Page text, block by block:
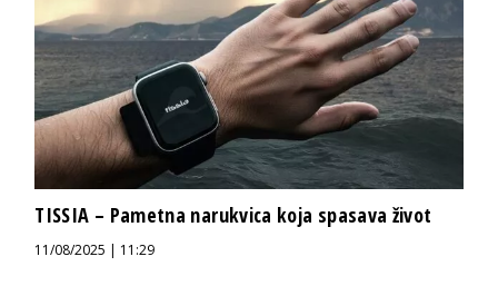
TISSIA – Pametna narukvica koja spasava život
11/08/2025 | 11:29